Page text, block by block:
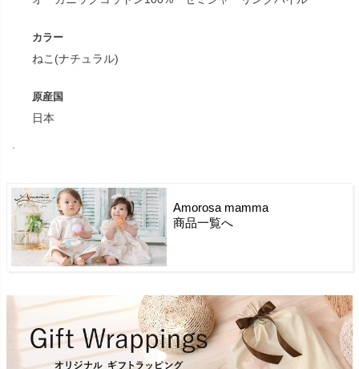
カラー
ねこ(ナチュラル)
原産国
日本
Amorosa mamma
商品一覧へ